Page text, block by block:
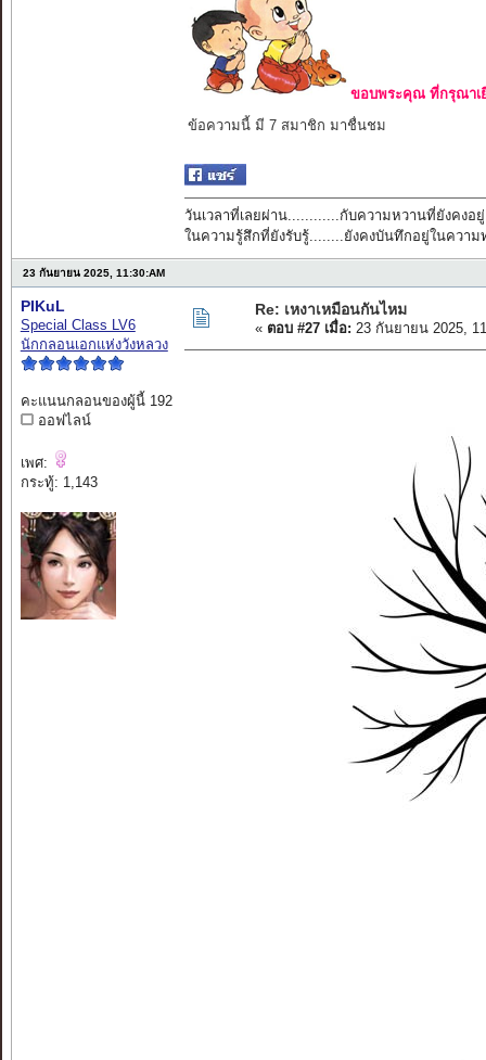
ขอบพระคุณ ที่กรุณาเ
ข้อความนี้ มี 7 สมาชิก มาชื่นชม
วันเวลาที่เลยผ่าน............กับความหวานที่ยังคงอยู่
ในความรู้สึกที่ยังรับรู้........ยังคงบันทึกอยู่ในความ
23 กันยายน 2025, 11:30:AM
PIKuL
Special Class LV6
นักกลอนเอกแห่งวังหลวง
คะแนนกลอนของผู้นี้ 192
ออฟไลน์
เพศ:
กระทู้: 1,143
Re: เหงาเหมือนกันไหม
« ตอบ #27 เมื่อ: 23 กันยายน 2025,